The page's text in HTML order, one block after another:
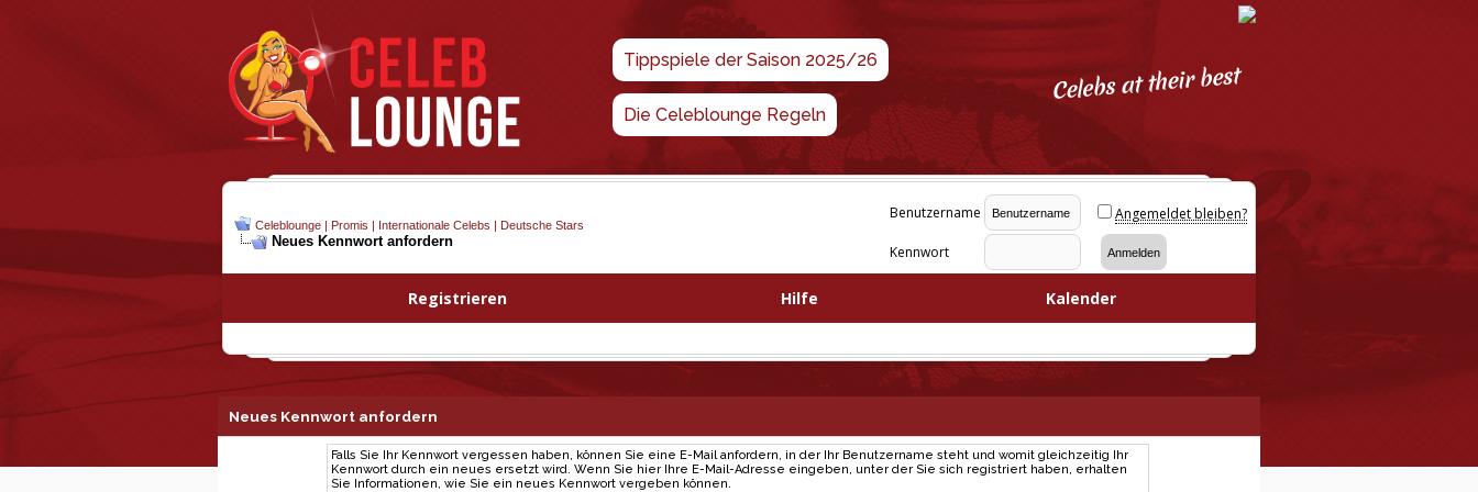
Tippspiele der Saison 2025/26
Die Celeblounge Regeln
Celeblounge | Promis | Internationale Celebs | Deutsche Stars
Neues Kennwort anfordern
Benutzername Angemeldet bleiben?
Kennwort
Registrieren Hilfe Kalender
Neues Kennwort anfordern
Falls Sie Ihr Kennwort vergessen haben, können Sie eine E-Mail anfordern, in der Ihr Benutzername steht und womit gleichzeitig Ihr
Kennwort durch ein neues ersetzt wird. Wenn Sie hier Ihre E-Mail-Adresse eingeben, unter der Sie sich registriert haben, erhalten
Sie Informationen, wie Sie ein neues Kennwort vergeben können.